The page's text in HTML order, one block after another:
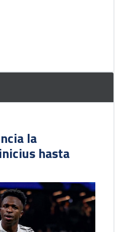
la
hasta